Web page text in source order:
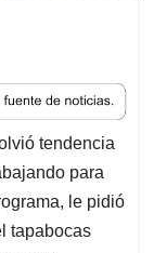
tendencia
para
le pidió
tapabocas